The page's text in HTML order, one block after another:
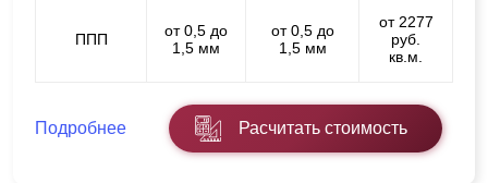
ППП
от 0,5 до
1,5 мм
от 0,5 до
1,5 мм
от 2277
руб.
кв.м.
Подробнее Расчитать стоимость